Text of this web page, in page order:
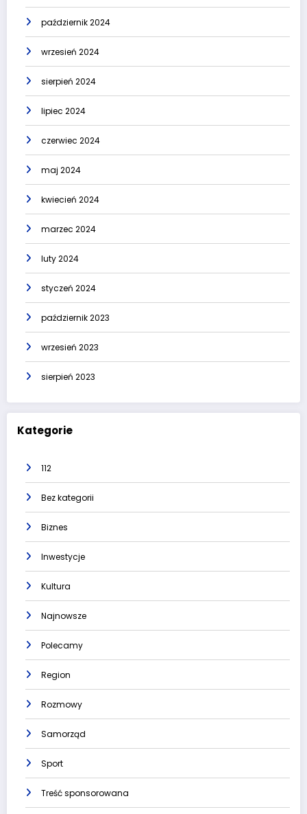
październik 2024
wrzesień 2024
sierpień 2024
lipiec 2024
czerwiec 2024
maj 2024
kwiecień 2024
marzec 2024
luty 2024
styczeń 2024
październik 2023
wrzesień 2023
sierpień 2023
Kategorie
112
Bez kategorii
Biznes
Inwestycje
Kultura
Najnowsze
Polecamy
Region
Rozmowy
Samorząd
Sport
Treść sponsorowana